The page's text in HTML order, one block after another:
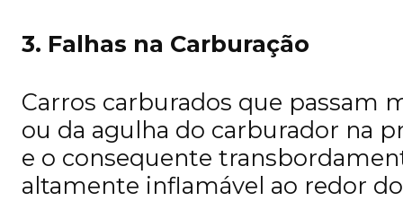
3. Falhas na Carburação
Carros carburados que passam
ou da agulha do carburador na
e o consequente
altamente inflamável ao redor